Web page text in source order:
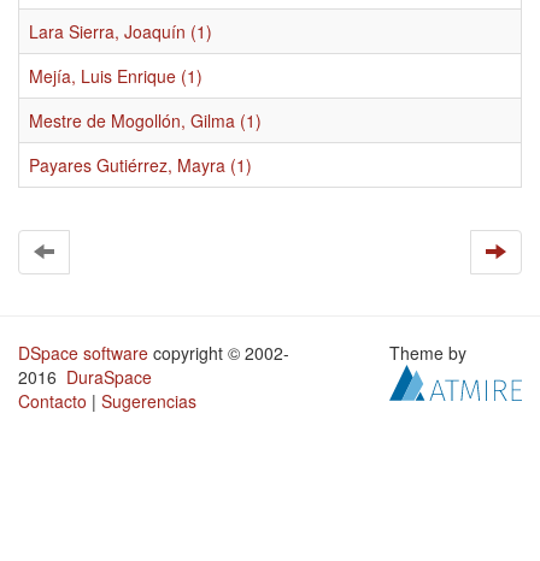
Lara Sierra, Joaquín (1)
Mejía, Luis Enrique (1)
Mestre de Mogollón, Gilma (1)
Payares Gutiérrez, Mayra (1)
DSpace software copyright © 2002-
2016 DuraSpace
Contacto | Sugerencias
Theme by